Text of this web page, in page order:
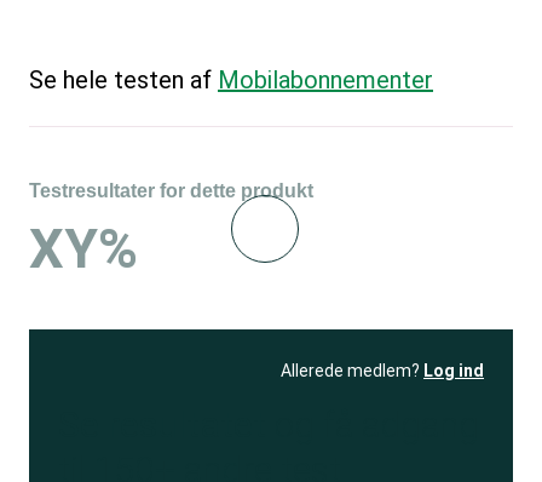
Se hele testen af Mobilabonnementer
Testresultater for dette produkt
XY%
Allerede medlem? Log ind